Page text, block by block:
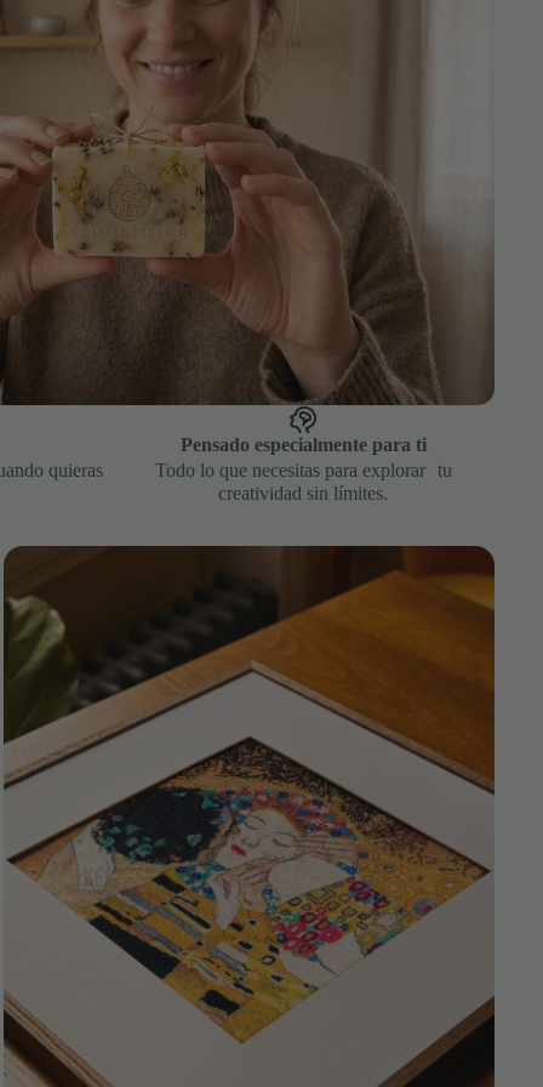
quieras
Pensado especialmente para ti
Todo lo que necesitas para explorar tu
creatividad sin límites.
Manualidades para adultos bonitas: ideas creativas para relajarte